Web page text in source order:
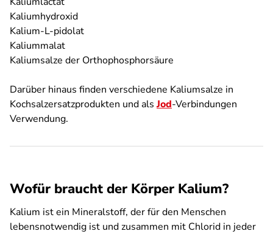
Kaliumhydroxid
Kalium-L-pidolat
Kaliummalat
Kaliumsalze der Orthophosphorsäure
Darüber hinaus finden verschiedene Kaliumsalze in
Kochsalzersatzprodukten und alsJod-Verbindungen
Verwendung.
Wofür braucht der Körper Kalium?
Kalium ist ein Mineralstoff, der für den Menschen
lebensnotwendig ist und zusammen mit Chlorid in jeder